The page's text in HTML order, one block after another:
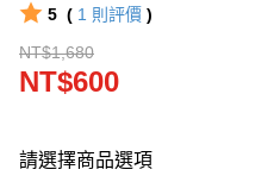
5 ( 1 則評價 )
NT$1,680
NT$600
請選擇商品選項